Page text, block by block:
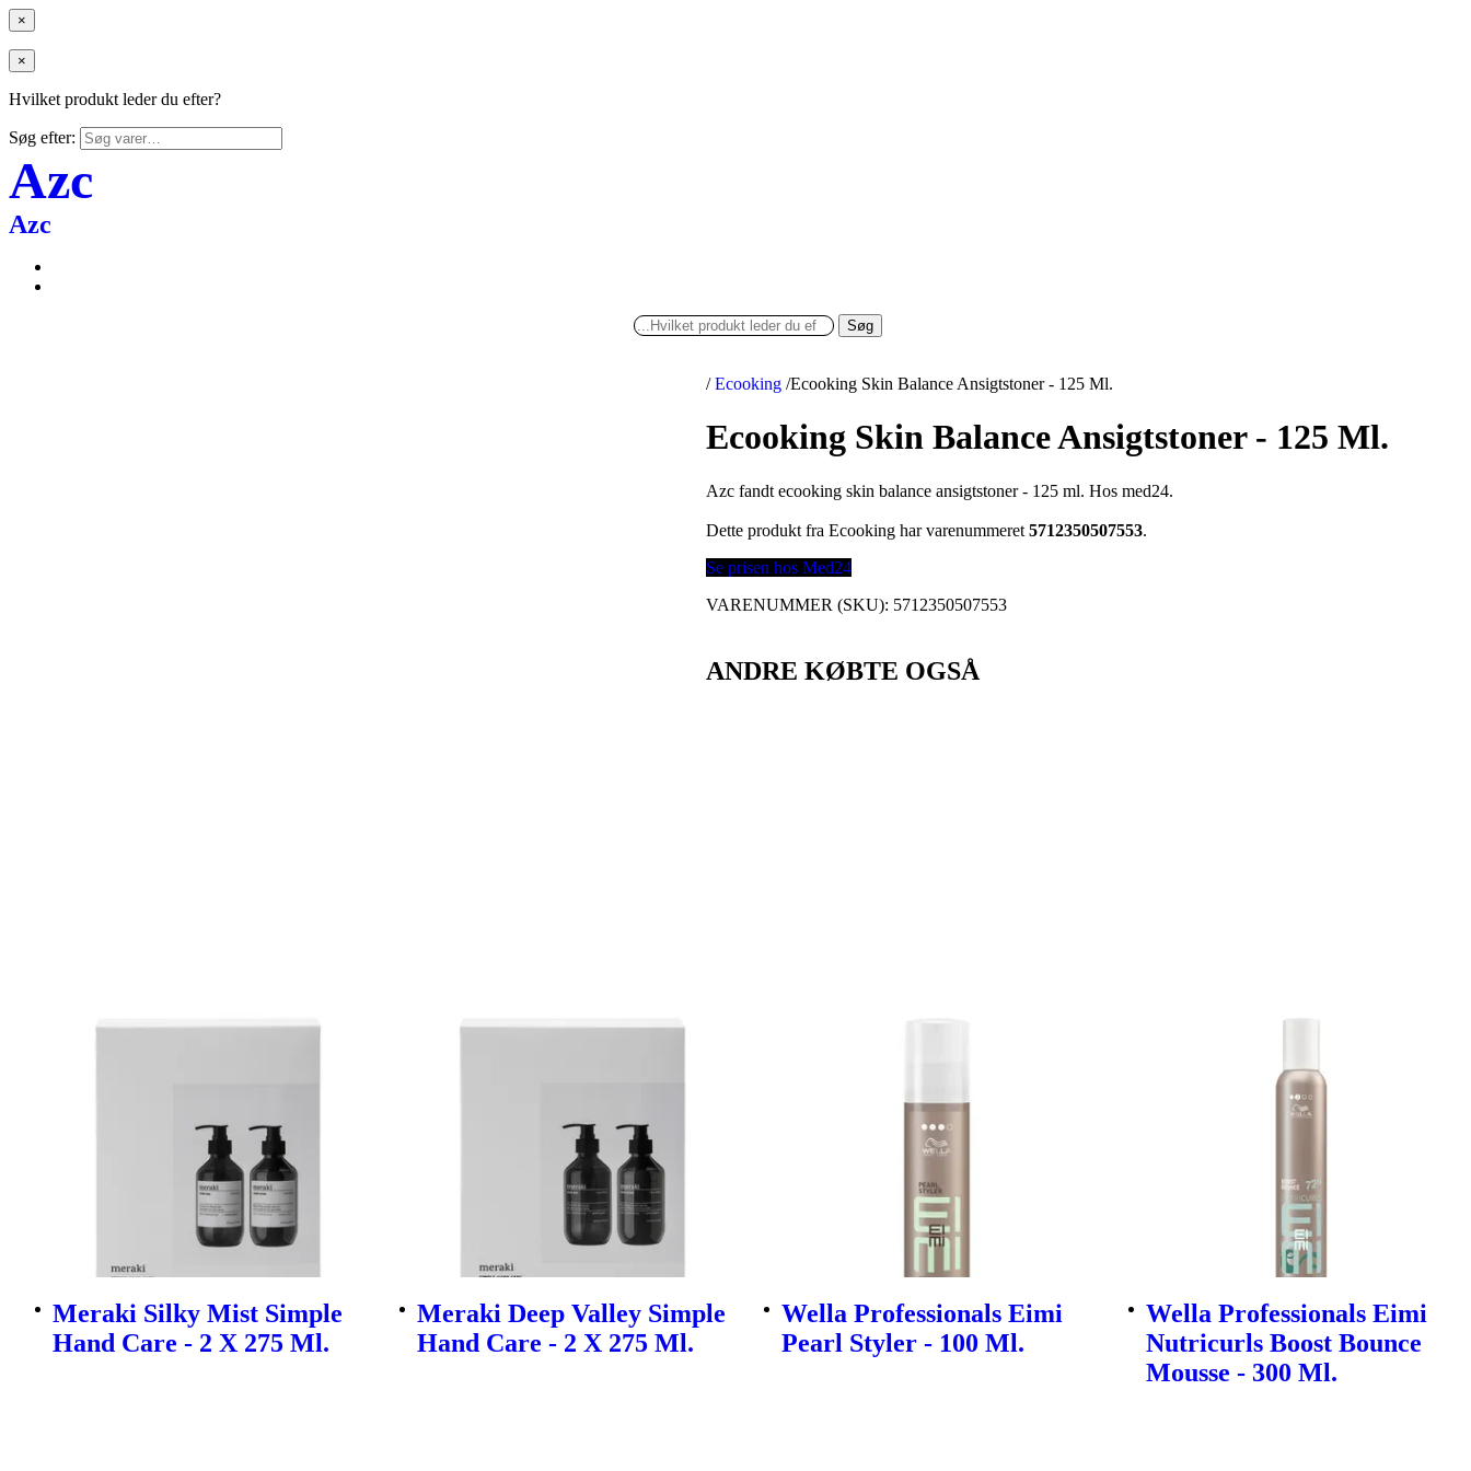
×
×
Hvilket produkt leder du efter?
Søg efter:
Azc
Azc
Søg
/ Ecooking /Ecooking Skin Balance Ansigtstoner - 125 Ml.
Ecooking Skin Balance Ansigtstoner - 125 Ml.
Azc fandt ecooking skin balance ansigtstoner - 125 ml. Hos med24.
Dette produkt fra Ecooking har varenummeret5712350507553.
Se prisen hos Med24
VARENUMMER (SKU): 5712350507553
ANDRE KØBTE OGSÅ
Meraki Silky Mist Simple
Hand Care - 2 X 275 Ml.
Meraki Deep Valley Simple
Hand Care - 2 X 275 Ml.
Wella Professionals Eimi
Pearl Styler - 100 Ml.
Wella Professionals Eimi
Nutricurls Boost Bounce
Mousse - 300 Ml.